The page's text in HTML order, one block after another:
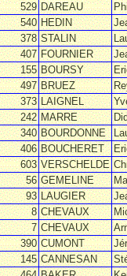
529 DAREAU
540 HEDIN
378 STALIN
407 FOURNIER
155 BOURSY
497 BRUEZ
373 LAIGNEL
242 MARRE
340 BOURDONNE
406 BOUCHERET
603 VERSCHELDE
56 GEMELINE
93 LAUGIER
8 CHEVAUX
7 CHEVAUX
390 CUMONT
145 CANNESAN